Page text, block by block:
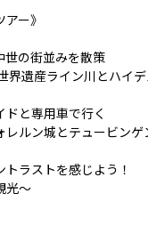
ー》
の街並みを散策
界遺産ライン川とハイ
と専用車で行く
レルン城とテュービン
ラストを感じよう！
光～